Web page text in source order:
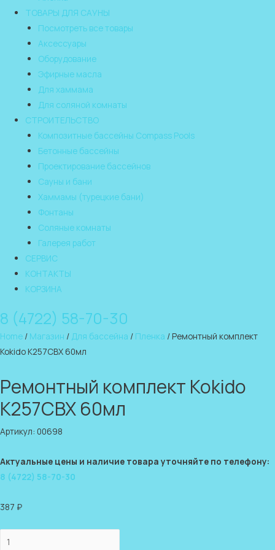
ТОВАРЫ ДЛЯ САУНЫ
Посмотреть все товары
Аксессуары
Оборудование
Эфирные масла
Для хаммама
Для соляной комнаты
СТРОИТЕЛЬСТВО
Композитные бассейны Compass Pools
Бетонные бассейны
Проектирование бассейнов
Сауны и бани
Хаммамы (турецкие бани)
Фонтаны
Соляные комнаты
Галерея работ
СЕРВИС
КОНТАКТЫ
КОРЗИНА
8 (4722) 58-70-30
Home / Магазин / Для бассейна / Пленка / Ремонтный комплект
Kokido K257CBX 60мл
Ремонтный комплект Kokido
K257CBX 60мл
Артикул: 00698
Актуальные цены и наличие товара уточняйте по телефону:
8 (4722) 58-70-30
387 ₽